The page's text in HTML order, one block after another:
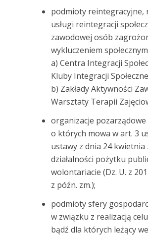
podmioty reintegracyjne,
usługi reintegracji
zawodowej osób
wykluczeniem
a) Centra Integracji
Kluby Integracji
b) Zakłady Aktywności
Warsztaty Terapii
organizacje
o których mowa w art. 3
ustawy z dnia 24 kwietnia
działalności pożytku
wolontariacie (Dz. U. z
z późn. zm.);
podmioty sfery
w związku z realizacją
bądź dla których leżący